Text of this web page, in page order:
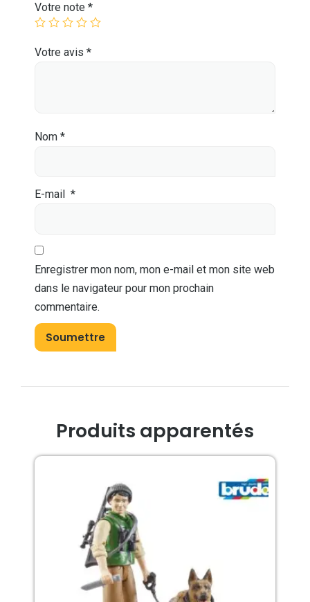
Votre note *
Votre avis *
Nom *
E-mail *
Enregistrer mon nom, mon e-mail et mon site web
dans le navigateur pour mon prochain
commentaire.
Produits apparentés